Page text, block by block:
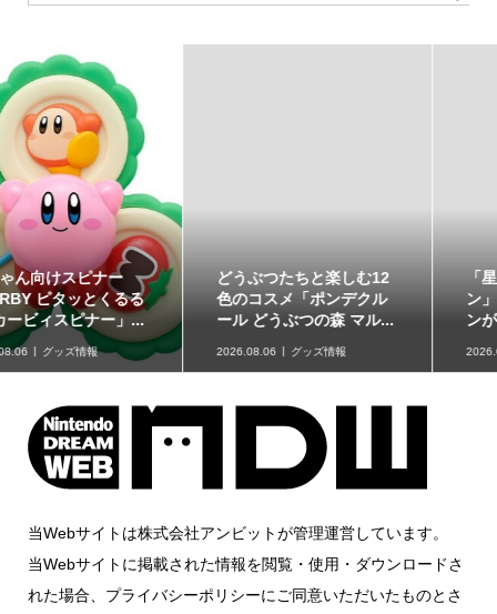
どうぶつたちと楽しむ12
色のコスメ「ポンデクル
ール どうぶつの森 マル...
2026.08.06 グッズ情報
「星たべよ」に「ポケモ
ン」のハロウィンデザイ
ンが登場！8月17日発売
2026.08.06
当Webサイトは株式会社アンビットが管理運営しています。
当Webサイトに掲載された情報を閲覧・使用・ダウンロードさ
れた場合、プライバシーポリシーにご同意いただいたものとさ